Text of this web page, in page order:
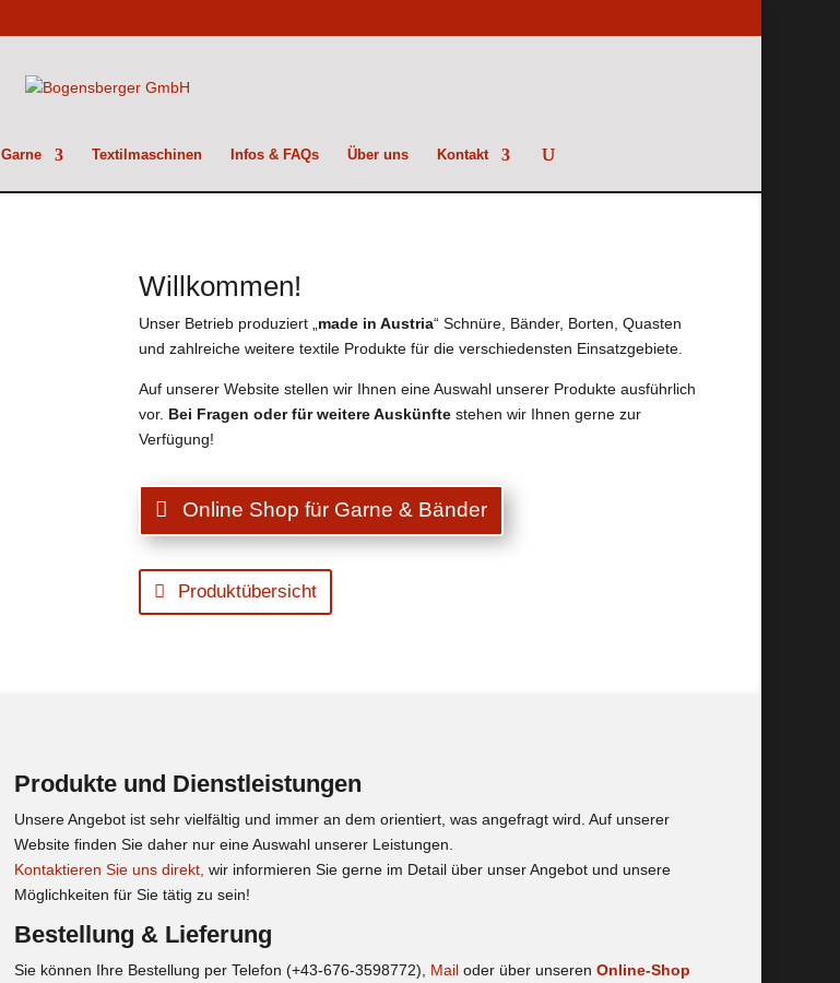
Garne Textilmaschinen Infos & FAQs Über uns Kontakt
Willkommen!
Unser Betrieb produziert „ made in Austria“ Schnüre, Bänder, Borten, Quasten
und zahlreiche weitere textile Produkte für die verschiedensten Einsatzgebiete.
Auf unserer Website stellen wir Ihnen eine Auswahl unserer Produkte ausführlich
vor. Bei Fragen oder für weitere Auskünftestehen wir Ihnen gerne zur
Verfügung!
Online Shop für Garne & Bänder
Produktübersicht
Produkte und Dienstleistungen
Unsere Angebot ist sehr vielfältig und immer an dem orientiert, was angefragt wird. Auf unserer
Website finden Sie daher nur eine Auswahl unserer Leistungen.
Kontaktieren Sie uns direkt, wir informieren Sie gerne im Detail über unser Angebot und unsere
Möglichkeiten für Sie tätig zu sein!
Bestellung & Lieferung
Sie können Ihre Bestellung per Telefon (+43-676-3598772), Mailoder über unseren Online-Shop